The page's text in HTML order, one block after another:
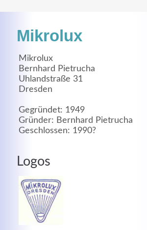
Mikrolux
Mikrolux
Bernhard Pietrucha
Uhlandstraße 31
Dresden
Gegründet: 1949
Gründer: Bernhard Pietrucha
Geschlossen: 1990?
Logos
Web Projects
elit. Aenean commodo ligula
MEHR INFOS